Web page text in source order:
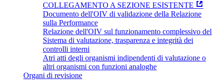
COLLEGAMENTO A SEZIONE ESISTENTE
Documento dell'OIV di validazione della Relazione
sulla Performance
Relazione dell'OIV sul funzionamento complessivo del
Sistema di valutazione, trasparenza e integrità dei
controlli interni
Atri atti degli organismi indipendenti di valutazione o
altri organismi con funzioni analoghe
Organi di revisione